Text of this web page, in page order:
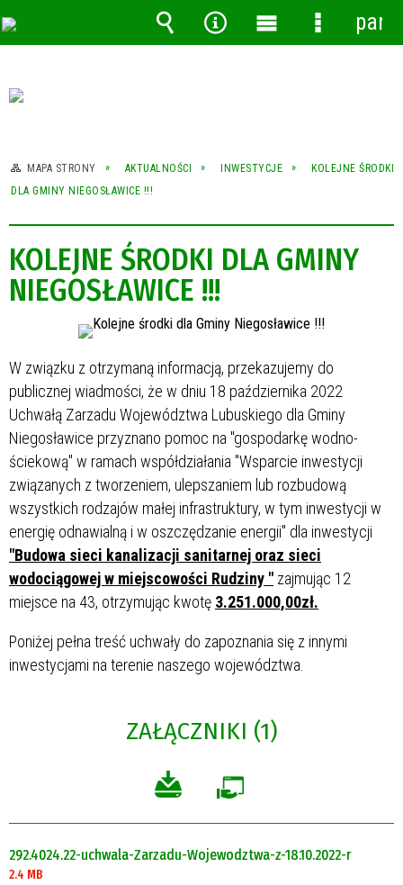
MAPA STRONY AKTUALNOŚCI INWESTYCJE
KOLEJNE ŚRODKI
DLA GMINY NIEGOSŁAWICE !!!
KOLEJNE ŚRODKI DLA GMINY
NIEGOSŁAWICE !!!
W związku z otrzymaną informacją, przekazujemy do
publicznej wiadmości, że w dniu 18 października 2022
Uchwałą Zarzadu Województwa Lubuskiego dla Gminy
Niegosławice przyznano pomoc na "gospodarkę wodno-
ściekową" w ramach współdziałania "Wsparcie inwestycji
związanych z tworzeniem, ulepszaniem lub rozbudową
wszystkich rodzajów małej infrastruktury, w tym inwestycji w
energię odnawialną i w oszczędzanie energii" dla inwestycji
"Budowa sieci kanalizacji sanitarnej oraz sieci
wodociągowej w miejscowości Rudziny " zajmując 12
miejsce na 43, otrzymując kwotę 3.251.000,00zł.
Poniżej pełna treść uchwały do zapoznania się z innymi
inwestycjami na terenie naszego województwa.
ZAŁĄCZNIKI (1)
292.4024.22-uchwala-Zarzadu-Wojewodztwa-z-18.10.2022-r
2.4 MB
Wyszukiwarka
Narzędzia
MenuMenu